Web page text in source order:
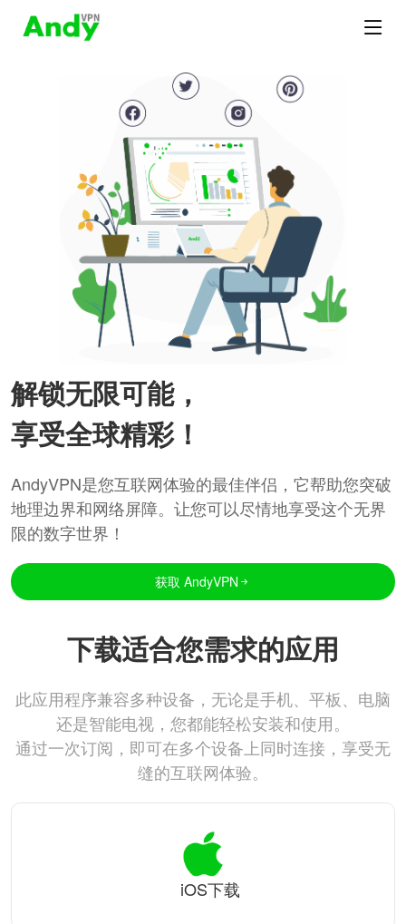
解锁无限可能，
享受全球精彩！
AndyVPN是您互联网体验的最佳伴侣，它帮助您突破
地理边界和网络屏障。让您可以尽情地享受这个无界
限的数字世界！
获取 AndyVPN
下载适合您需求的应用
此应用程序兼容多种设备，无论是手机、平板、电脑
还是智能电视，您都能轻松安装和使用。
通过一次订阅，即可在多个设备上同时连接，享受无
缝的互联网体验。
iOS下载